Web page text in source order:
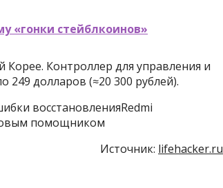
«гонки стейблкоинов»
Контроллер для управления и
долларов (≈20 300 рублей).
восстановленияRedmi
помощником
Источник: lifehacker.ru